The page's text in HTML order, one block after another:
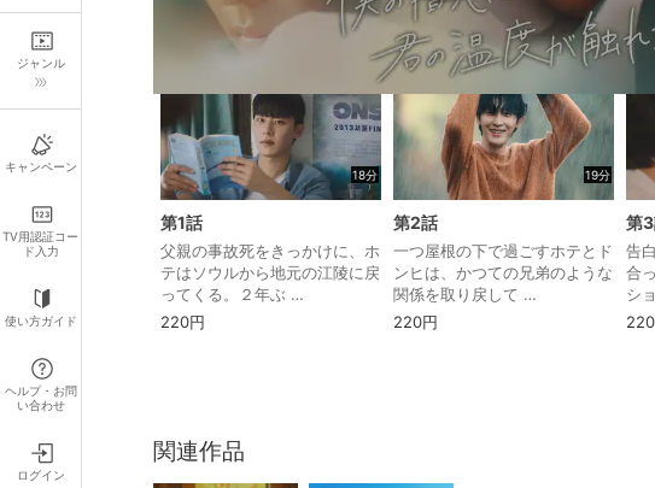
ジャンル
キャンペーン
TV用認証コー
ド入力
使い方ガイド
ヘルプ・お問
い合わせ
ログイン
この作品の各話一覧
18分
第1話
父親の事故死をきっかけに、ホ
テはソウルから地元の江陵に戻
ってくる。２年ぶ …
220円
19分
第2話
一つ屋根の下で過ごすホテとド
ンヒは、かつての兄弟のような
関係を取り戻して …
220円
第
告
合
シ
関連作品